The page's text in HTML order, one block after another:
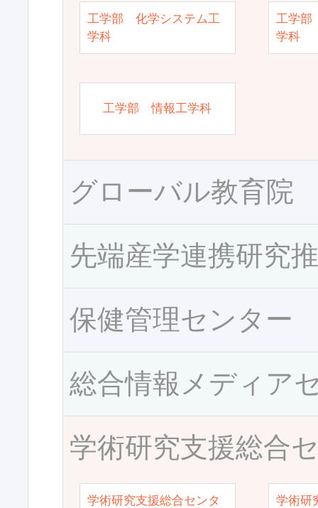
工学部 化学システム工
学科
工学部
学科
工学部 情報工学科
グローバル教育院
先端産学連携研究
保健管理センター
総合情報メディア
学術研究支援総合
学術研究支援総合センタ
学術研